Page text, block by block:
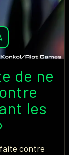
de ne
les
contre